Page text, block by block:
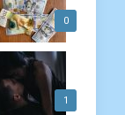
0
1